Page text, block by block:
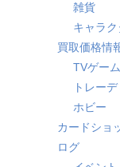
雑貨
キャラ
買取価格情
TVゲーム
トレー
ホビー
カードショ
ログ